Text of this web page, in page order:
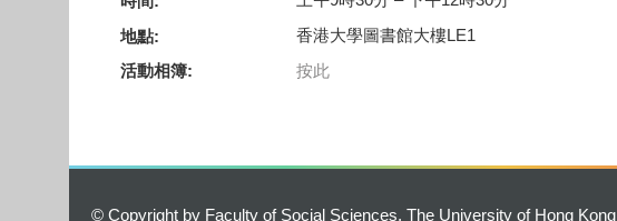
地點:
香港大學圖書館大樓LE1
活動相簿:
按此
© Copyright by Faculty of Social Sciences, The University of Hong Kong